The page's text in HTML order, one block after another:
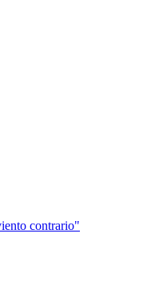
contrario"